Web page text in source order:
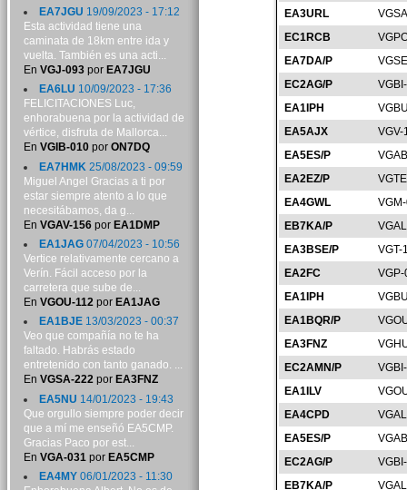
EA3URL
EC1RCB
EA7DA/P
EC2AG/P
EA1IPH
EA5AJX
VGV-
EA5ES/P
EA2EZ/P
EA4GWL
EB7KA/P
EA3BSE/P
VGT-
EA2FC
EA1IPH
EA1BQR/P
EA3FNZ
EC2AMN/P
EA1ILV
EA4CPD
EA5ES/P
EC2AG/P
EB7KA/P
EA7JGU 19/09/2023 - 17:12
Esta actividad tiene una
caminata de 18km entre ida y
vuelta. También es una acti...
En VGJ-093por EA7JGU
EA6LU 10/09/2023 - 17:36
FELICITACIONES Luc,
enhorabuena por la actividad de
vértice, disfruta de Mallorca...
En VGIB-010por ON7DQ
EA7HMK 25/08/2023 - 09:59
Miguel Angel Gracias a ti por
estar siempre atento a lo que
necesitábamos, da g...
En VGAV-156por EA1DMP
EA1JAG07/04/2023 - 10:56
Vertice relativamente cercano a
Verín. Fácil acceso por la
carretera que sube de...
En VGOU-112por EA1JAG
EA1BJE13/03/2023 - 00:37
Veo que compañía no te ha
faltado. Habrás estado
entretenido con tanto ganado. ...
En VGSA-222por EA3FNZ
EA5NU 14/01/2023 - 19:43
Que orgullo siempre poder decir
que a mí me enseñó EA5CMP.
Gracias Paco por est...
En VGA-031 por EA5CMP
EA4MY06/01/2023 - 11:30